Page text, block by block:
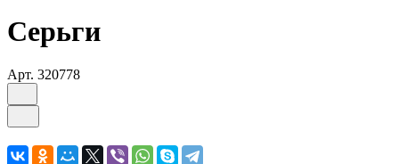
Серьги
Арт. 320778